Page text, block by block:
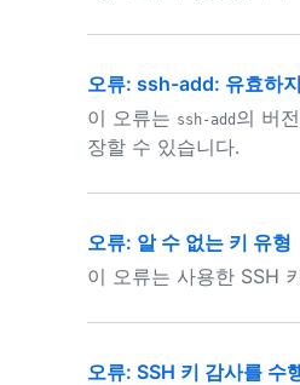
오류: ssh-add: 유효하
이 오류는 ssh-add 의 버
장할 수 있습니다.
오류: 알 수 없는 키 유형
이 오류는 사용한 SSH
오류: SSH 키 감사를 수